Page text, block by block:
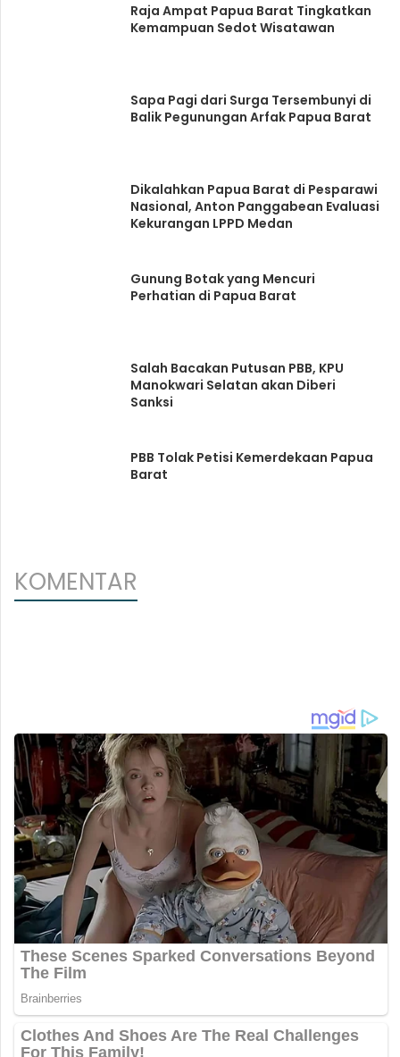
Raja Ampat Papua Barat Tingkatkan
Kemampuan Sedot Wisatawan
Sapa Pagi dari Surga Tersembunyi di
Balik Pegunungan Arfak Papua Barat
Dikalahkan Papua Barat di Pesparawi
Nasional, Anton Panggabean Evaluasi
Kekurangan LPPD Medan
Gunung Botak yang Mencuri
Perhatian di Papua Barat
Salah Bacakan Putusan PBB, KPU
Manokwari Selatan akan Diberi
Sanksi
PBB Tolak Petisi Kemerdekaan Papua
Barat
KOMENTAR